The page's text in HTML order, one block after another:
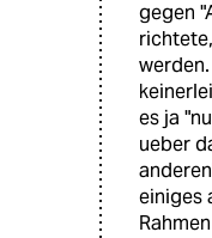
gegen
es ja
ueber
einiges